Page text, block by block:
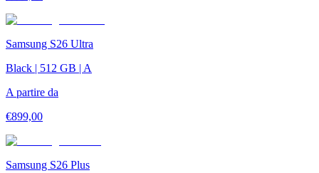
Samsung S26 Ultra
Black | 512 GB | A
A partire da
€899,00
Samsung S26 Plus